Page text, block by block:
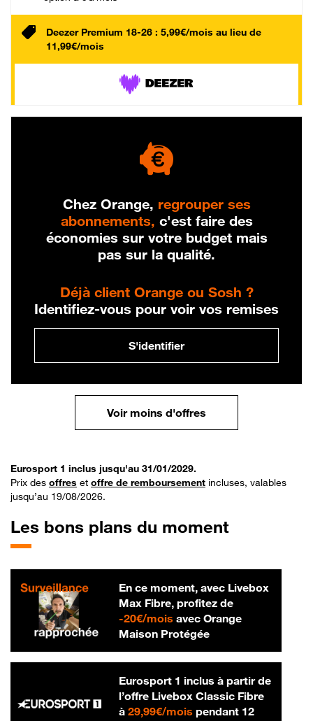
Deezer Premium 18-26 : 5,99€/mois au lieu de
11,99€/mois
Chez Orange, regrouper ses
abonnements, c'est faire des
économies sur votre budget mais
pas sur la qualité.
Déjà client Orange ou Sosh ?
Identifiez-vous pour voir vos remises
S'identifier
Voir moins d'offres
Eurosport 1 inclus jusqu'au 31/01/2029.
Prix des offres et offre de remboursement incluses, valables
jusqu’au 19/08/2026.
Les bons plans du moment
En ce moment, avec Livebox
Max Fibre, profitez de
-20€/mois20 € par mois
avec Orange
Maison Protégée
Eurosport 1 inclus à partir de
l’offre Livebox Classic Fibre
à 29,99€/mois29,99 € par mois
pendant 12